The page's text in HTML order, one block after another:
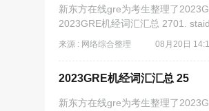
新东方在线gre为考生整理了
2023GRE机经词汇汇总 2701.
来源 : 网络综合整理 08月20日
2023GRE机经词汇汇总 25
新东方在线gre为考生整理了